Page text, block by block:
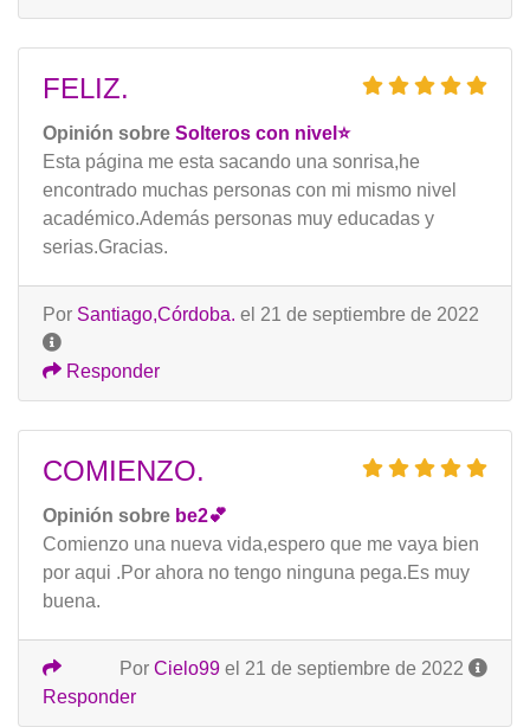
FELIZ.
Opinión sobre Solteros con nivel⭐️
Esta página me esta sacando una sonrisa,he
encontrado muchas personas con mi mismo nivel
académico.Además personas muy educadas y
serias.Gracias.
Por Santiago,Córdoba. el 21 de septiembre de 2022
Responder
COMIENZO.
Opinión sobre be2💕
Comienzo una nueva vida,espero que me vaya bien
por aqui .Por ahora no tengo ninguna pega.Es muy
buena.
Por Cielo99 el 21 de septiembre de 2022
Responder